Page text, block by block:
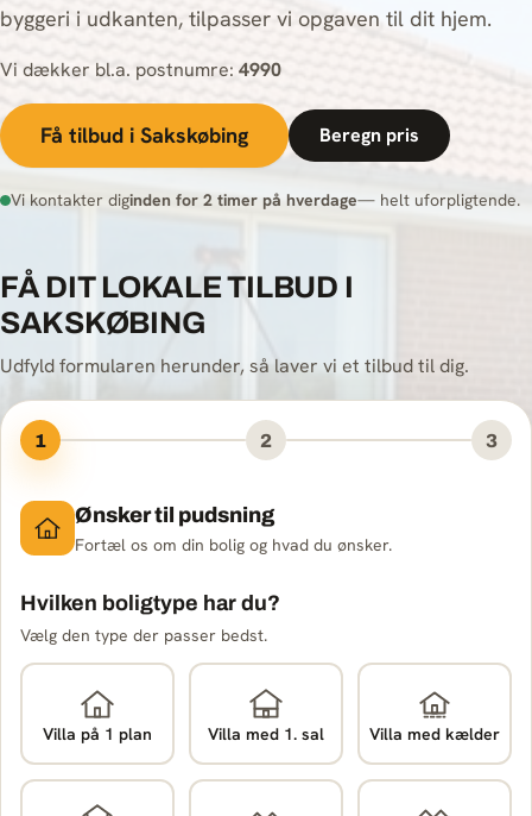
byggeri i udkanten, tilpasser vi opgaven til dit hjem.
Vi dækker bl.a. postnumre: 4990
Få tilbud i Sakskøbing Beregn pris
Vi kontakter diginden for 2 timer på hverdage— helt uforpligtende.
FÅ DIT LOKALE TILBUD I
SAKSKØBING
Udfyld formularen herunder, så laver vi et tilbud til dig.
1 2 3
Ønsker til pudsning
Fortæl os om din bolig og hvad du ønsker.
Hvilken boligtype har du?
Vælg den type der passer bedst.
Villa på 1 plan Villa med 1. sal Villa med kælder